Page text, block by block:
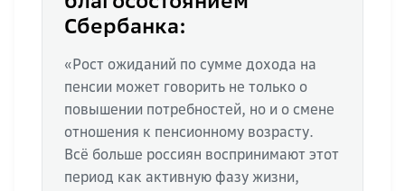
Сбербанка:
«Рост ожиданий по сумме дохода на
пенсии может говорить не только о
повышении потребностей, но и о смене
отношения к пенсионному возрасту.
Всё больше россиян воспринимают этот
период как активную фазу жизни,